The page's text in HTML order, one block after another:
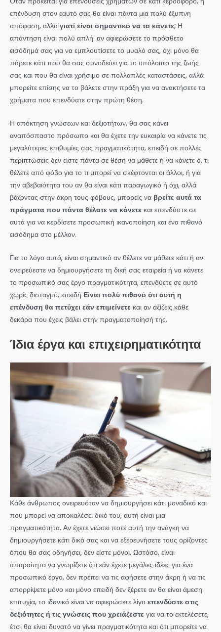
επένδυση στον εαυτό σας θα είναι πάντα μια πολύ έξυπνη
απόφαση, αλλά γιατί είναι σημαντικό να το κάνετε; Η
απάντηση είναι πολύ απλή: αν αφιερώσετε το πρόσθετο
εισόδημά σας για να εμπλουτίσετε το μυαλό σας, όχι μόνο θα
πάρετε κάτι που θα σας συνοδεύει για το υπόλοιπο της ζωής
σας και που θα είναι χρήσιμο σε πολλαπλές καταστάσεις, αλλά
μπορείτε επίσης να το βάλετε στην πράξη για να ανακτήσετε τα
χρήματα που επενδύατε στην πρώτη θέση.
Η απόκτηση γνώσεων και δεξιοτήτων, θα σας κάνει
αναπόσπαστο πρόσωπο και θα έχετε την ευκαιρία να κάνετε τις
μεγαλύτερες επιθυμίες σας πραγματικότητα, επειδή σε πολλές
περιπτώσεις δεν είστε πάντα σε θέση να μάθετε ή να κάνετε ό, τι
θέλετε από φόβο για το τι μπορεί να σκέφτονται οι άλλοι, ή για
την αβεβαιότητα του αν θα είναι κάτι παραγωγικό ή όχι, αλλά
βάζοντας στην άκρη τους φόβους, μπορείς να βρείτε αυτά τα
πράγματα που πάντα θέλατε να κάνετε και επενδύστε σε
αυτά για να κερδίσετε προσωπική ικανοποίηση και ένα πιθανό
εισόδημα στο μέλλον.
Για το λόγο αυτό, είναι σημαντικό αν θέλετε να μάθετε κάτι ή αν
ονειρεύεστε να δημιουργήσετε τη δική σας εταιρεία ή να κάνετε
το προσωπικό σας έργο πραγματικότητα, επενδύετε σε αυτό
χωρίς δισταγμό, επειδή Είναι πολύ πιθανό ότι αυτή η
επένδυση θα πετύχει εάν επιμείνετε και αν αξίζεις κάθε
δεκάρα που έχεις βάλει στην πραγματοποίησή της.
Ίδια έργα και επιχειρηματικότητα
Κάθε άνθρωπος ονειρευόταν να δημιουργήσει κάτι μοναδικό και
που μπορεί να αποκαλέσει δικό του, αυτή είναι μια
πραγματικότητα. Αν έχετε νιώσει ποτέ αυτή την ανάγκη να
δημιουργήσετε κάτι δικό σας και να εξερευνήσετε τους ορίζοντες
όπου θα σας οδηγήσει, δεν είστε μόνοι. Ωστόσο, είναι
απαραίτητο να γνωρίζετε ότι εάν έχετε μεγάλες ιδέες για ένα
προσωπικό έργο, δεν πρέπει να τις αφήσετε στην άκρη ή να τις
απορρίψετε μόνο και μόνο επειδή δεν ξέρετε αν θα είναι άμεση
επιτυχία, το ιδανικό είναι να αφιερώσετε λίγο επενδύστε στις
δεξιότητες ή τις γνώσεις που χρειάζεστε για να το εκτελέσετε,
έτσι θα είναι δυνατό να γίνει πραγματικότητα και ότι μπορείτε να